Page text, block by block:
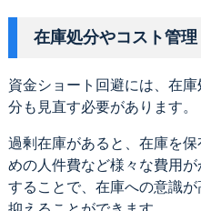
在庫処分やコスト管理
資金ショート回避には、在
分も見直す必要があります。
過剰在庫があると、在庫を
めの人件費など様々な費用
することで、在庫への意識